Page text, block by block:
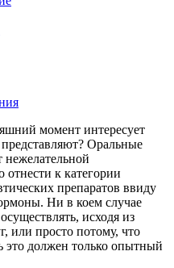
момент интересует
Оральные
нежелательной
к категории
препаратов ввиду
Ни в коем случае
исходя из
или просто потому, что
это должен только опытный